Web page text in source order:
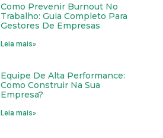
Como Prevenir Burnout No
Trabalho: Guia Completo Para
Gestores De Empresas
Leia mais»
Equipe De Alta Performance:
Como Construir Na Sua
Empresa?
Leia mais»